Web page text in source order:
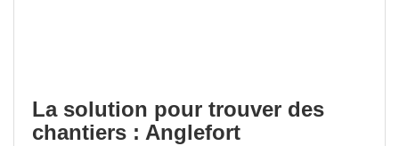
La solution pour trouver des
chantiers : Anglefort